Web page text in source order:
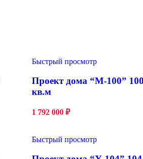
Быстрый просмотр
Проект дома “М-100” 100
кв.м
1 792 000 ₽
Быстрый просмотр